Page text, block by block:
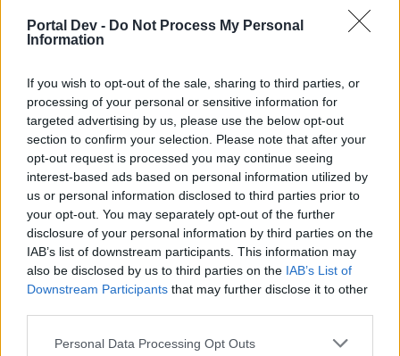
Portal Dev - Do Not Process My Personal
Information
If you wish to opt-out of the sale, sharing to third parties, or
processing of your personal or sensitive information for
targeted advertising by us, please use the below opt-out
section to confirm your selection. Please note that after your
opt-out request is processed you may continue seeing
interest-based ads based on personal information utilized by
us or personal information disclosed to third parties prior to
your opt-out. You may separately opt-out of the further
disclosure of your personal information by third parties on the
IAB’s list of downstream participants. This information may
also be disclosed by us to third parties on the IAB’s List of
Downstream Participants that may further disclose it to other
Personal Data Processing Opt Outs
**M**
User
SkyChristine said:↑
Megszokásból 10 percenként
Jaaaa...már csak azért is,hogy gyorsabb legyek a műszaki
hibától!!!!
Oct 27, 2017
Anyakata, szarvasferiand Attila201409like this.
User